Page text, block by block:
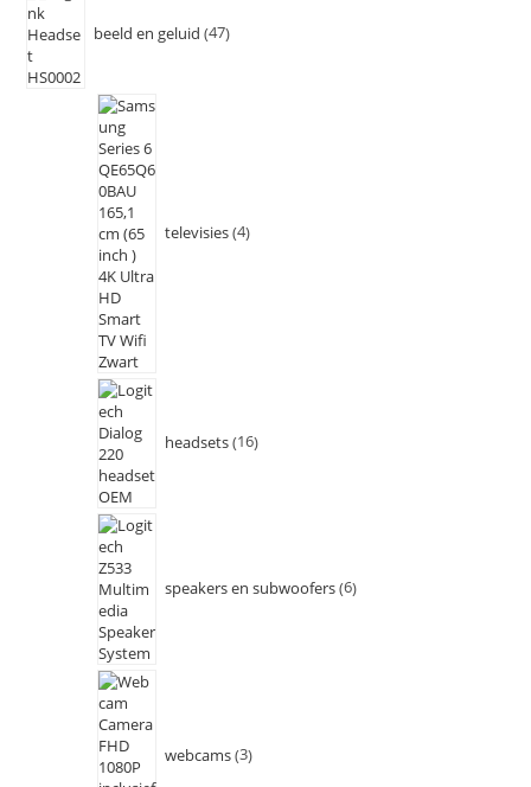
beeld en geluid 47
televisies 4
headsets 16
speakers en subwoofers 6
webcams 3